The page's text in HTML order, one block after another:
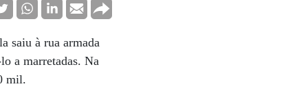
saiu à rua armada
a marretadas. Na
mil.